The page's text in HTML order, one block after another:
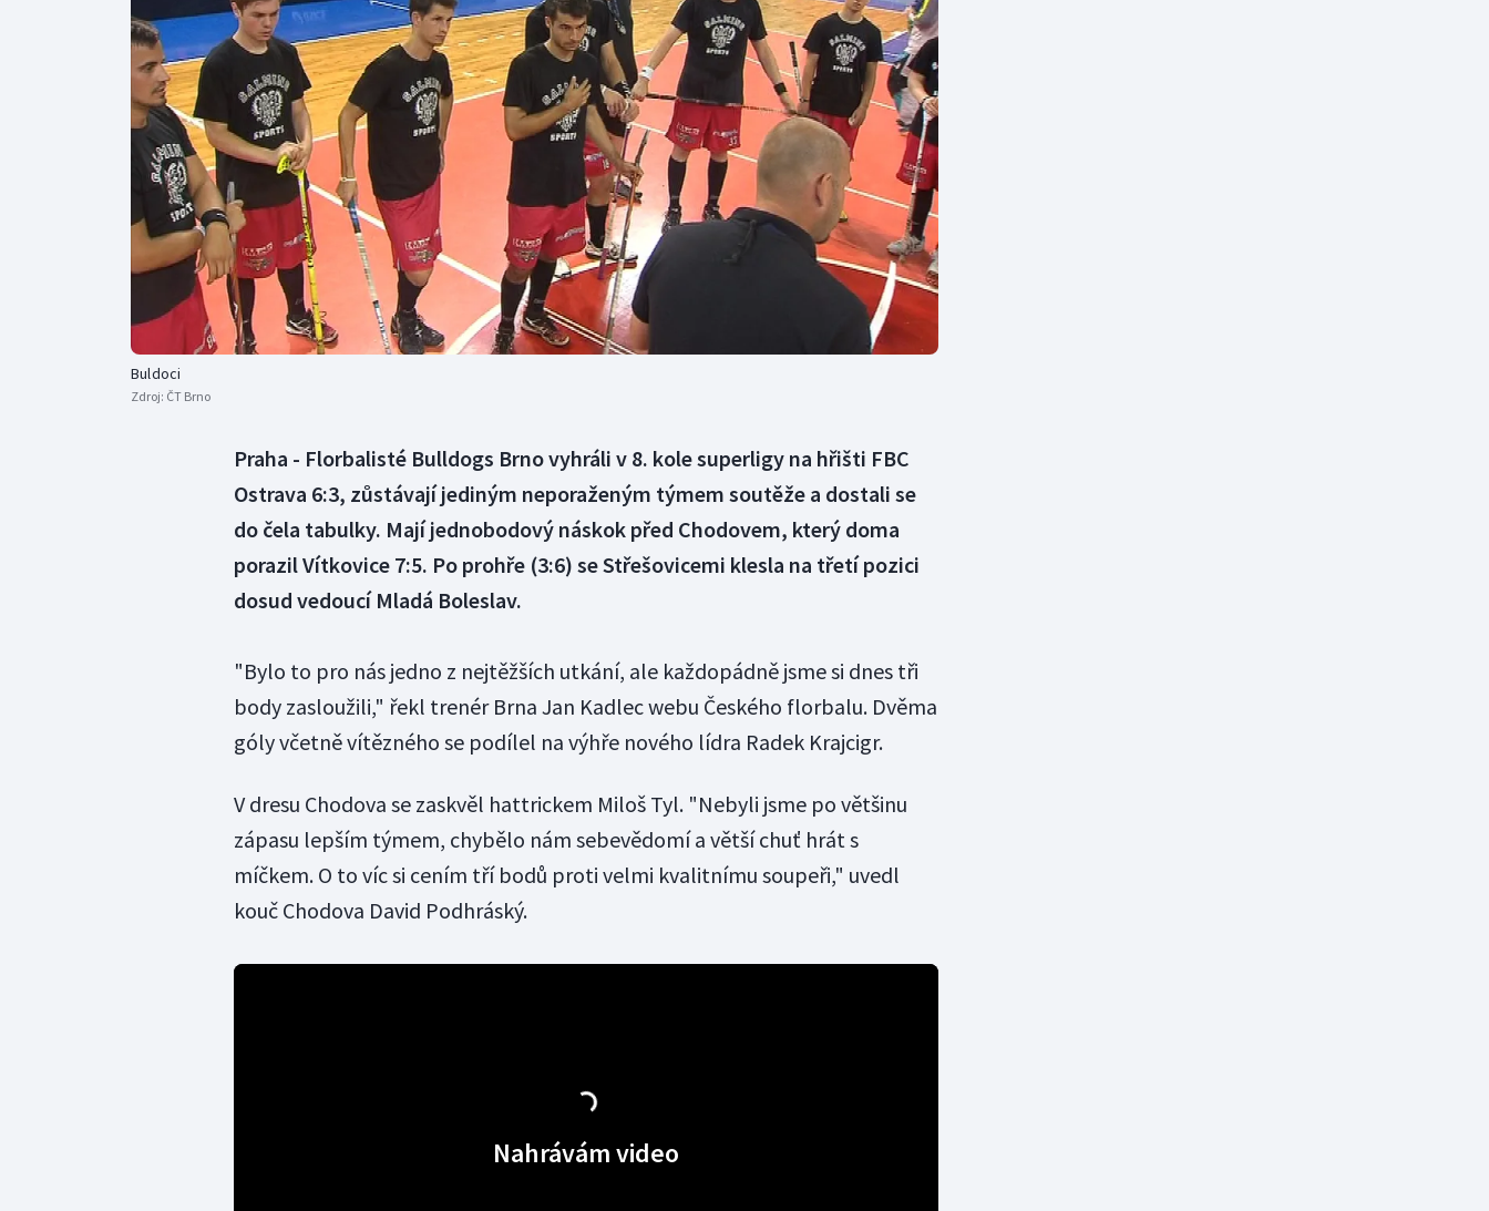
Curling
Dostihy
Florbal
Futsal
Golf
Gymnastika
Moderní pětiboj
Motorsport
Olympijské hry
Parasport
Plavání
Plážový volejbal
Triatlon
Veslování
Vodní slalom
Volejbal
Ostatní
Buldoci
Zdroj: ČT Brno
Praha - Florbalisté Bulldogs Brno vyhráli v 8. kole superligy na hřišti FBC
Ostrava 6:3, zůstávají jediným neporaženým týmem soutěže a dostali se
do čela tabulky. Mají jednobodový náskok před Chodovem, který doma
porazil Vítkovice 7:5. Po prohře (3:6) se Střešovicemi klesla na třetí pozici
dosud vedoucí Mladá Boleslav.
"Bylo to pro nás jedno z nejtěžších utkání, ale každopádně jsme si dnes tři
body zasloužili," řekl trenér Brna Jan Kadlec webu Českého florbalu. Dvěma
góly včetně vítězného se podílel na výhře nového lídra Radek Krajcigr.
V dresu Chodova se zaskvěl hattrickem Miloš Tyl. "Nebyli jsme po většinu
zápasu lepším týmem, chybělo nám sebevědomí a větší chuť hrát s
míčkem. O to víc si cením tří bodů proti velmi kvalitnímu soupeři," uvedl
kouč Chodova David Podhráský.
Nahrávám video